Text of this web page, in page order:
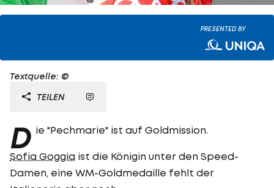
PRESENTED BY
Textquelle: ©
TEILEN
D ie "Pechmarie" ist auf Goldmission.
Sofia Goggia ist die Königin unter den Speed-
Damen, eine WM-Goldmedaille fehlt der